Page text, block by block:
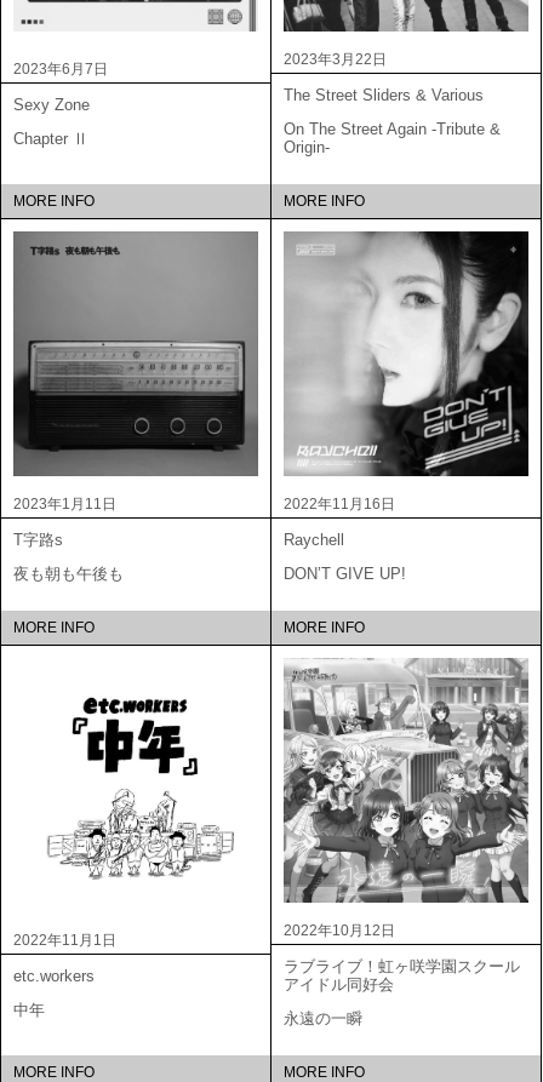
2023年6月7日
Sexy Zone
Chapter Ⅱ
MORE INFO
2023年3月22日
The Street Sliders & Various
On The Street Again -Tribute &
Origin-
MORE INFO
2023年1月11日
T字路s
夜も朝も午後も
MORE INFO
2022年11月16日
Raychell
DON’T GIVE UP!
MORE INFO
2022年11月1日
etc.workers
中年
MORE INFO
2022年10月12日
ラブライブ！虹ヶ咲学園スクール
アイドル同好会
永遠の一瞬
MORE INFO